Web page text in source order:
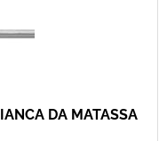
DA MATASSA